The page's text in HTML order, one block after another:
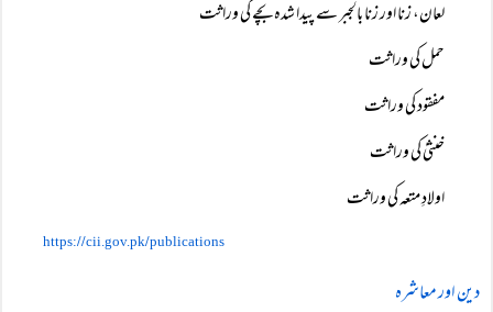
لعان، زنا اور زنا بالجبر سے پیدا شدہ بچے کی وراثت
حمل کی وراثت
مفقود کی وراثت
خنثیٰ کی وراثت
اولادِ متعہ کی وراثت
https://cii.gov.pk/publications
دین اور معاشرہ